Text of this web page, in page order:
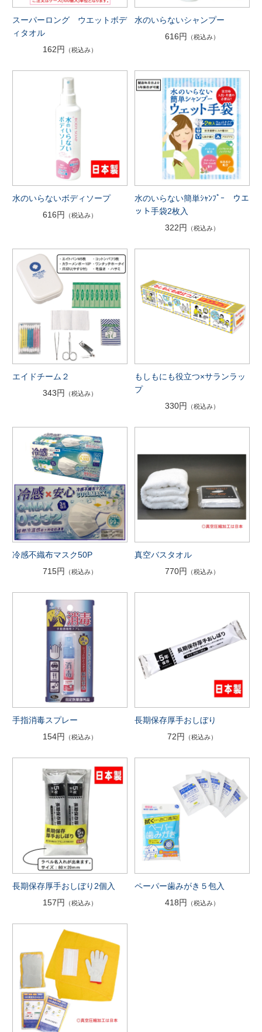
スーパーロング ウエットボデ
ィタオル
162円
（税込み）
水のいらないシャンプー
616円
（税込み）
水のいらないボディソープ
616円
（税込み）
水のいらない簡単ｼｬﾝﾌﾟｰ ウエ
ット手袋2枚入
322円
（税込み）
エイドチーム２
343円
（税込み）
もしもにも役立つ×サランラッ
プ
330円
（税込み）
冷感不織布マスク50P
715円
（税込み）
真空バスタオル
770円
（税込み）
手指消毒スプレー
154円
（税込み）
長期保存厚手おしぼり
72円
（税込み）
長期保存厚手おしぼり2個入
157円
（税込み）
ペーパー歯みがき５包入
418円
（税込み）